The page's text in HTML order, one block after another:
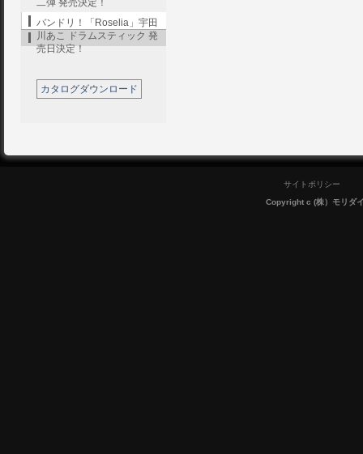
二弾 発売決定！
バンドリ！「Roselia」宇田
川あこ ドラムスティック 発
売日決定！
カタログダウンロード
サイトポリシー
Copyright c (株）モリダ